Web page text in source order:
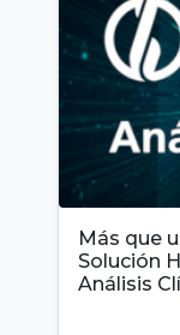
Más que
Solución
Análisis